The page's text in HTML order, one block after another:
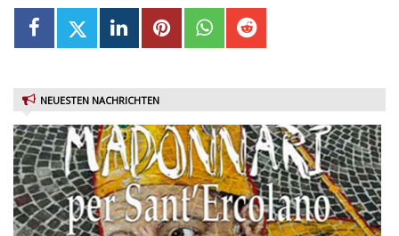
NEUESTEN NACHRICHTEN